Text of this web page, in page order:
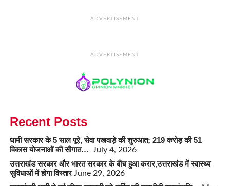
ADVERTISEMENT
ADVERTISEMENT
Recent Posts
धामी सरकार के 5 साल पूरे, सेवा पखवाड़े की शुरुआत; 219 करोड़ की 51
विकास योजनाओं की सौगात…
July 4, 2026
उत्तराखंड सरकार और भारत सरकार के बीच हुआ करार,उत्तराखंड में स्वास्थ्य
सुविधाओं में होगा विस्तार June 29, 2026